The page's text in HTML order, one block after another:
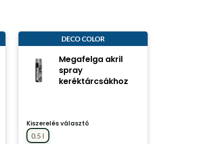
DECO COLOR
Megafelga akril
spray
keréktárcsákhoz
Kiszerelés választó
0.5 l